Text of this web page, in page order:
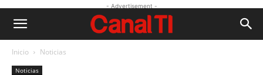
- Advertisement -
Inicio Noticias
Noticias